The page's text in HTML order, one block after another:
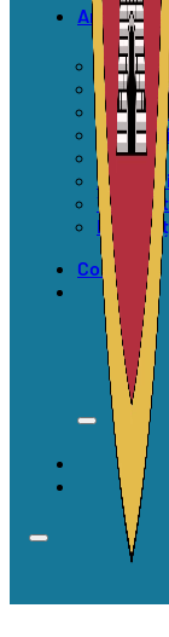
Anunțuri
Alegeri
Vânzări
Contact